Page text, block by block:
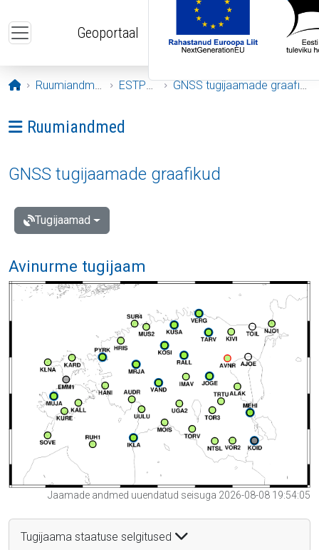
Geoportaal
Avaleht
Ruumiandmed ESTPOS GNSS tugijaamade graafikud
Ava menüü: Ruumiandmed
Ruumiandmed
GNSS tugijaamade graafikud
Tugijaamad
Avinurme tugijaam
Jaamade andmed uuendatud seisuga 2026-08-08 19:54:05
Tugijaama staatuse selgitused